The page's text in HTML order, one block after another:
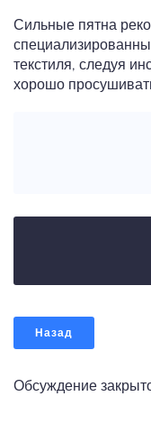
Сильные пятна
текстиля, следуя
хорошо
Назад
Обсуждение